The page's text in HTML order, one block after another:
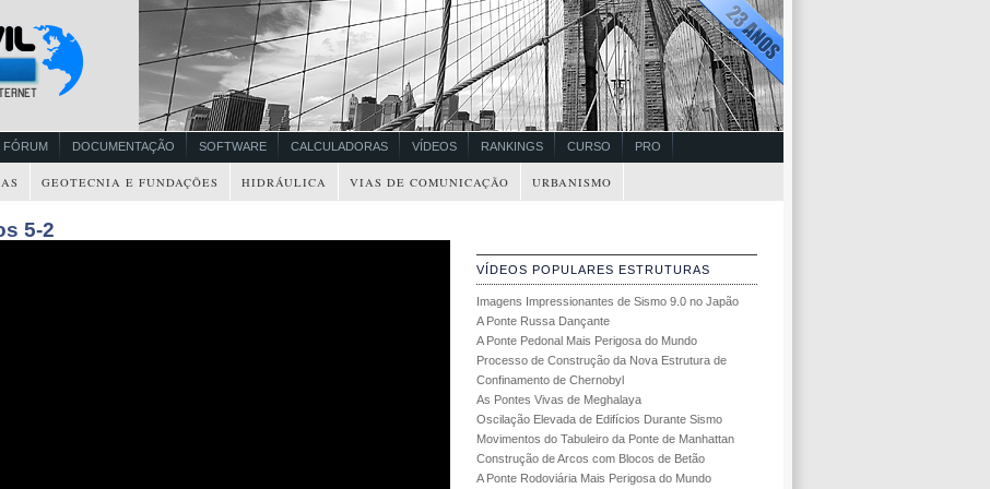
FÓRUM DOCUMENTAÇÃO SOFTWARE CALCULADORAS VÍDEOS RANKINGS CURSO PRO
GEOTECNIA E FUNDAÇÕES HIDRÁULICA VIAS DE COMUNICAÇÃO URBANISMO
5-2
VÍDEOS POPULARES ESTRUTURAS
Imagens Impressionantes de Sismo 9.0 no Japão
A Ponte Russa Dançante
A Ponte Pedonal Mais Perigosa do Mundo
Processo de Construção da Nova Estrutura de
Confinamento de Chernobyl
As Pontes Vivas de Meghalaya
Oscilação Elevada de Edifícios Durante Sismo
Movimentos do Tabuleiro da Ponte de Manhattan
Construção de Arcos com Blocos de Betão
A Ponte Rodoviária Mais Perigosa do Mundo